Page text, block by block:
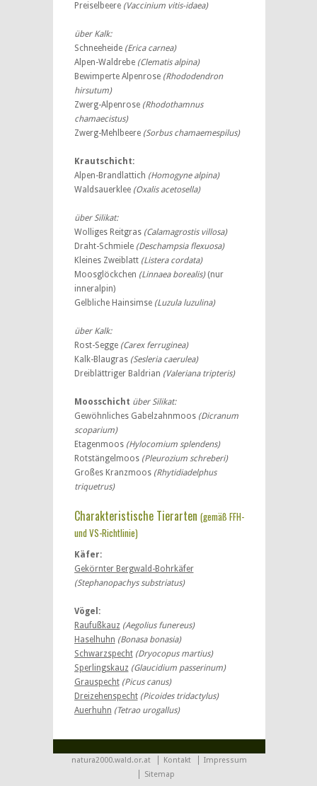
Preiselbeere (Vaccinium vitis-idaea)
über Kalk:
Schneeheide (Erica carnea)
Alpen-Waldrebe (Clematis alpina)
Bewimperte Alpenrose (Rhododendron
hirsutum)
Zwerg-Alpenrose (Rhodothamnus
chamaecistus)
Zwerg-Mehlbeere (Sorbus chamaemespilus)
Krautschicht:
Alpen-Brandlattich (Homogyne alpina)
Waldsauerklee (Oxalis acetosella)
über Silikat:
Wolliges Reitgras (Calamagrostis villosa)
Draht-Schmiele (Deschampsia flexuosa)
Kleines Zweiblatt (Listera cordata)
Moosglöckchen (Linnaea borealis)(nur
inneralpin)
Gelbliche Hainsimse (Luzula luzulina)
über Kalk:
Rost-Segge (Carex ferruginea)
Kalk-Blaugras (Sesleria caerulea)
Dreiblättriger Baldrian (Valeriana tripteris)
Moosschicht über Silikat:
Gewöhnliches Gabelzahnmoos (Dicranum
scoparium)
Etagenmoos (Hylocomium splendens)
Rotstängelmoos (Pleurozium schreberi)
Großes Kranzmoos (Rhytidiadelphus
triquetrus)
Charakteristische Tierarten (gemäß FFH-
und VS-Richtlinie)
Käfer:
Gekörnter Bergwald-Bohrkäfer
(Stephanopachys substriatus)
Vögel:
Raufußkauz (Aegolius funereus)
Haselhuhn (Bonasa bonasia)
Schwarzspecht (Dryocopus martius)
Sperlingskauz (Glaucidium passerinum)
Grauspecht (Picus canus)
Dreizehenspecht (Picoides tridactylus)
Auerhuhn (Tetrao urogallus)
natura2000.wald.or.at Kontakt
Impressum
Sitemap